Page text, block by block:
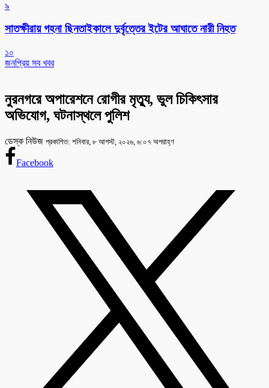
৯
সাতক্ষীরায় গহনা ছিনতাইকালে দুর্বৃত্তের ইটের আঘাতে নারী নিহত
১০
জনপ্রিয় সব খবর
নুরনগরে অপারেশনে রোগীর মৃত্যু, ভুল চিকিৎসার
অভিযোগ, ঘটনাস্থলে পুলিশ
ডেস্ক নিউজ প্রকাশিত: শনিবার, ৮ আগস্ট, ২০২৬, ৬:০৭ অপরাহ্ণ
Facebook